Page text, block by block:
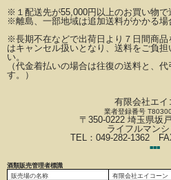
※ １配送先が55,000円以上のお買い物で
※離島、一部地域は追加送料がかかる場
※長期不在などで出荷日より７日間商
はキャンセル扱いとなり、 送料をご負担
い。
（代金着払いの場合は往復の送料と、
す。）
有限会社エイ
業者登録番号
〒350-0222 埼玉県坂
ライフルマン
TEL：049-282-1362
■■■
酒類販売管理者標識
販売場の名称
有限会社エイコーン